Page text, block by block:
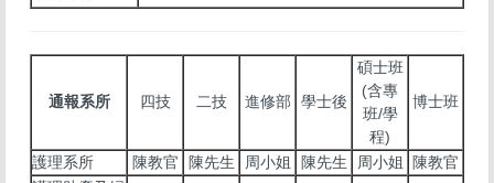
通報系所 四技 二技 進修部 學士後
碩士班
(含專
班/學
程)
博士班
護理系所 陳教官 陳先生 周小姐 陳先生 周小姐
陳教官